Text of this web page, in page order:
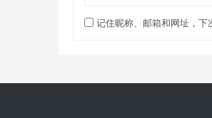
记住昵称、邮箱和网址，下